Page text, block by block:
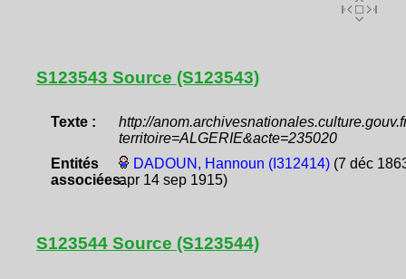
S123543 Source (S123543)
Texte :
http://
territoire=ALGERIE&acte=235020
Entités
associées:
DADOUN, Hannoun (I312414)(7 déc
apr 14 sep 1915)
S123544 Source (S123544)